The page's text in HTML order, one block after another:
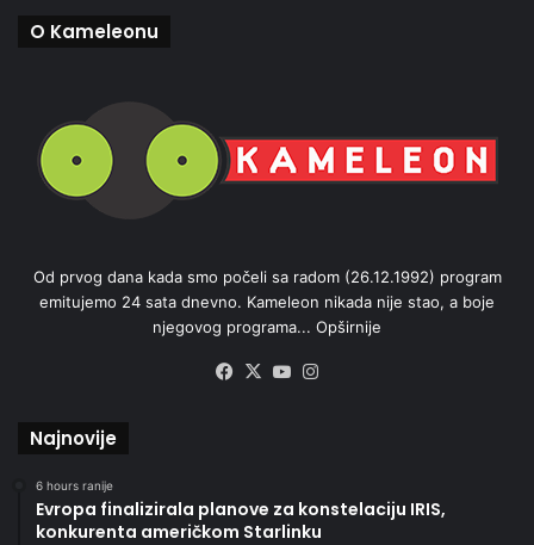
O Kameleonu
Od prvog dana kada smo počeli sa radom (26.12.1992) program
emitujemo 24 sata dnevno. Kameleon nikada nije stao, a boje
njegovog programa... Opširnije
Facebook
X YouTube
Najnovije
6 hours ranije
Evropa finalizirala planove za konstelaciju IRIS,
konkurenta američkom Starlinku